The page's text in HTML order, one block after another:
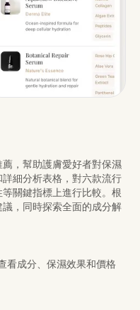
，幫助護膚愛好者對保濕
細分析表格，對六款流行
關鍵指標上進行比較。根
，同時探索全面的成分解
看成分、保濕效果和價格